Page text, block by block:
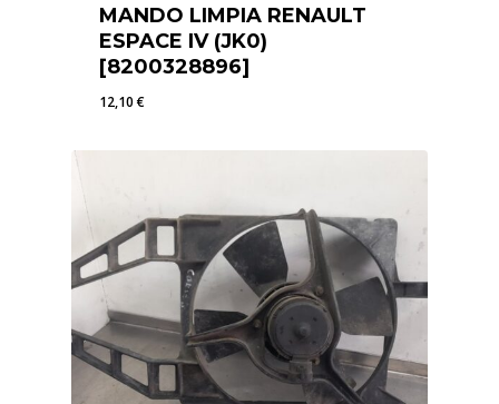
MANDO LIMPIA RENAULT
ESPACE IV (JK0)
[8200328896]
12,10€